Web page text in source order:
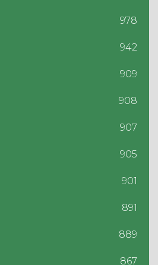
978
942
909
908
907
905
901
891
889
867